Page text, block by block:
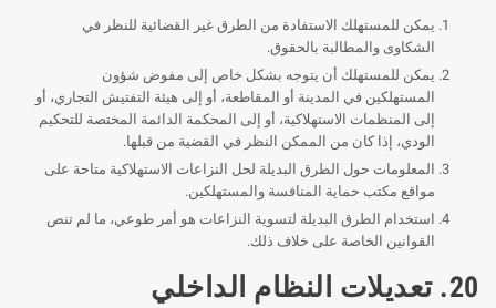
يمكن للمستهلك الاستفادة من الطرق غير القضائية للنظر في
الشكاوى والمطالبة بالحقوق.
يمكن للمستهلك أن يتوجه بشكل خاص إلى مفوض شؤون
المستهلكين في المدينة أو المقاطعة، أو إلى هيئة التفتيش التجاري، أو
إلى المنظمات الاستهلاكية، أو إلى المحكمة الدائمة المختصة للتحكيم
الودي، إذا كان من الممكن النظر في القضية من قبلها.
المعلومات حول الطرق البديلة لحل النزاعات الاستهلاكية متاحة على
مواقع مكتب حماية المنافسة والمستهلكين.
استخدام الطرق البديلة لتسوية النزاعات هو أمر طوعي، ما لم تنص
القوانين الخاصة على خلاف ذلك.
20. تعديلات النظام الداخلي